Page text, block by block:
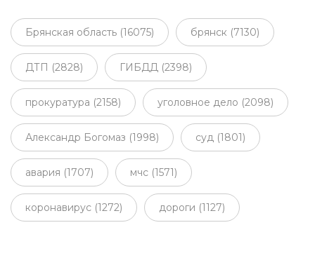
Брянская область (16075) брянск (7130)
ДТП (2828) ГИБДД (2398)
прокуратура (2158) уголовное дело (2098)
Александр Богомаз (1998) суд (1801)
авария (1707) мчс (1571)
коронавирус (1272) дороги (1127)